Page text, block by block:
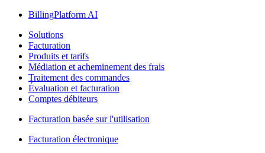
BillingPlatform AI
Solutions
Facturation
Produits et tarifs
Médiation et acheminement des frais
Traitement des commandes
Évaluation et facturation
Comptes débiteurs
Facturation basée sur l'utilisation
Facturation électronique